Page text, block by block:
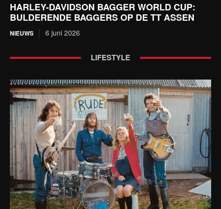
HARLEY-DAVIDSON BAGGER WORLD CUP:
BULDERENDE BAGGERS OP DE TT ASSEN
NIEUWS 6 juni 2026
LIFESTYLE